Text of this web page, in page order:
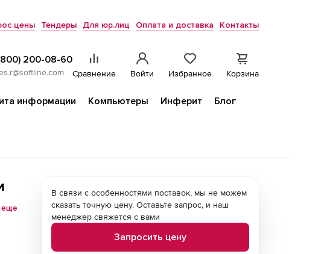
цены Тендеры Для юр.лиц Оплата и доставка Контакты
200-08-60
Сравнение Войти Избранное Корзина
информации Компьютеры Инферит
Блог
еще
В связи с особенностями поставок, мы не можем
сказать точную цену. Оставьте запрос, и наш
менеджер свяжется с вами
Запросить цену